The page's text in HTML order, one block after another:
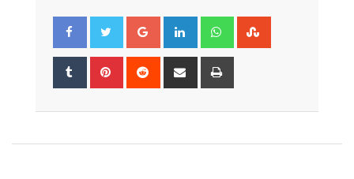
Google+ LinkedIn Whatsapp
Tumblr Pinterest Reddit
Share